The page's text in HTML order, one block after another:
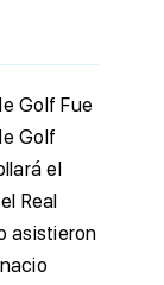
Golf Fue
Golf
el
Real
asistieron